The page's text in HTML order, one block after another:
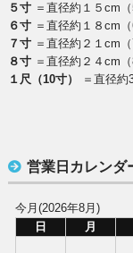
５寸 ＝直径約１５cm
６寸 ＝直径約１８cm
７寸 ＝直径約２１cm（
８寸 ＝直径約２４cm
１尺（10寸）
＝直径約
営業日カレンダ
今月(2026年8月)
日
月